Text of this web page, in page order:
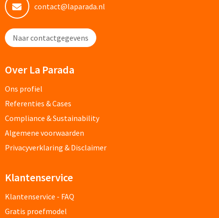
Chocolade & Bonbons bedrukken
Kauwgom bedrukken
Koekjes bedrukken
Brievenbus taarten
Chips & Nootjes bedrukken
Pepernoten & Strooigoed
Schrijfwaren & Kantoorartikelen
contact@laparada.nl
Naar contactgegevens
Over La Parada
Ons profiel
Referenties & Cases
Compliance & Sustainability
Algemene voorwaarden
Privacyverklaring & Disclaimer
Klantenservice
Klantenservice - FAQ
Gratis proefmodel